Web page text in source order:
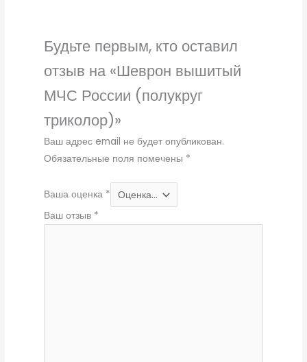
Будьте первым, кто оставил
отзыв на «Шеврон вышитый
МЧС России (полукруг
триколор)»
Ваш адрес email не будет опубликован.
Обязательные поля помечены *
Ваша оценка *
Ваш отзыв *